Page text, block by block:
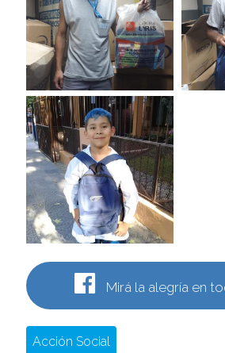
Mirá la alegría en
Acción Social